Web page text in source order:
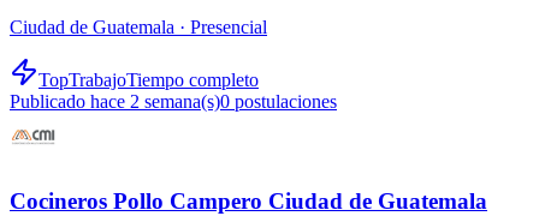
Ciudad de Guatemala · Presencial
TopTrabajoTiempo completo
Publicado hace 2 semana(s)0 postulaciones
Cocineros Pollo Campero Ciudad de Guatemala